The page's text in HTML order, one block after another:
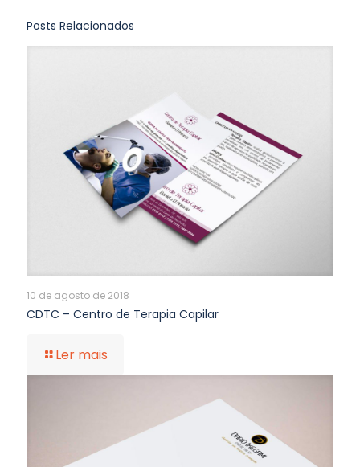
Posts Relacionados
10 de agosto de 2018
CDTC – Centro de Terapia Capilar
Ler mais